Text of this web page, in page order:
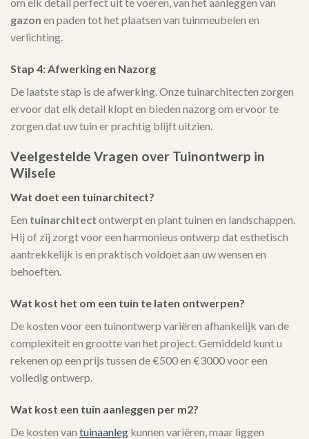
gazon en paden tot het plaatsen van tuinmeubelen en
verlichting.
Stap 4: Afwerking en Nazorg
De laatste stap is de afwerking. Onze tuinarchitecten zorgen
ervoor dat elk detail klopt en bieden nazorg om ervoor te
zorgen dat uw tuin er prachtig blijft uitzien.
Veelgestelde Vragen over Tuinontwerp in
Wilsele
Wat doet een tuinarchitect?
Een tuinarchitect ontwerpt en plant tuinen en landschappen.
Hij of zij zorgt voor een harmonieus ontwerp dat esthetisch
aantrekkelijk is en praktisch voldoet aan uw wensen en
behoeften.
Wat kost het om een tuin te laten ontwerpen?
De kosten voor een tuinontwerp variëren afhankelijk van de
complexiteit en grootte van het project. Gemiddeld kunt u
rekenen op een prijs tussen de €500 en €3000 voor een
volledig ontwerp.
Wat kost een tuin aanleggen per m2?
De kosten van tuinaanleg kunnen variëren, maar liggen